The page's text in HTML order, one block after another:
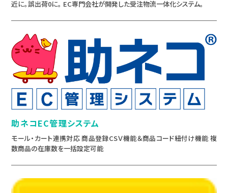
近に。誤出荷0に。 EC専門会社が開発した受注物流一体化システム。
助ネコEC管理システム
モール・カート連携対応 商品登録CSＶ機能＆商品コード紐付け機能 複
数商品の在庫数を一括設定可能